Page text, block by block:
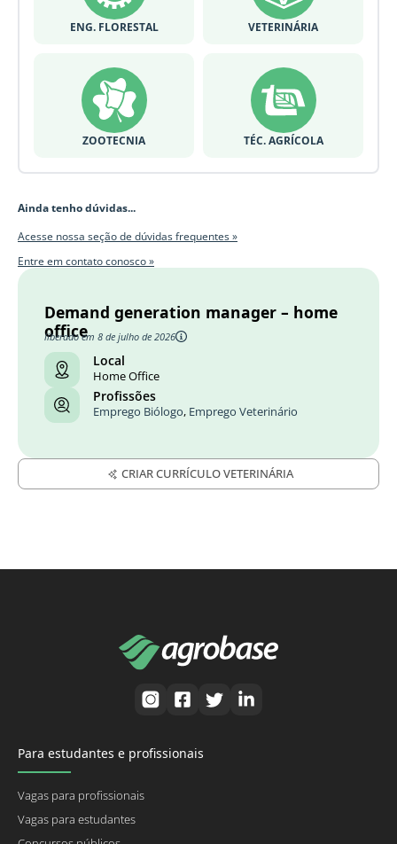
ENG. FLORESTAL VETERINÁRIA
ZOOTECNIA TÉC. AGRÍCOLA
Ainda tenho dúvidas...
Acesse nossa seção de dúvidas frequentes »
Entre em contato conosco »
Demand generation manager – home
office
liberado em 8 de julho de 2026
Local
Home Office
Profissões
Emprego Biólogo, Emprego Veterinário
CRIAR CURRÍCULO VETERINÁRIA
Para estudantes e profissionais
Vagas para profissionais
Vagas para estudantes